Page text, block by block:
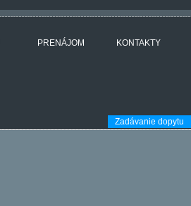
PRENÁJOM KONTAKTY
Zadávanie dopytu